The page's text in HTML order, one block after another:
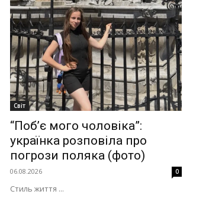
Світ
“Побʼє мого чоловіка”:
українка розповіла про
погрози поляка (фото)
06.08.2026 0
Стиль життя ...